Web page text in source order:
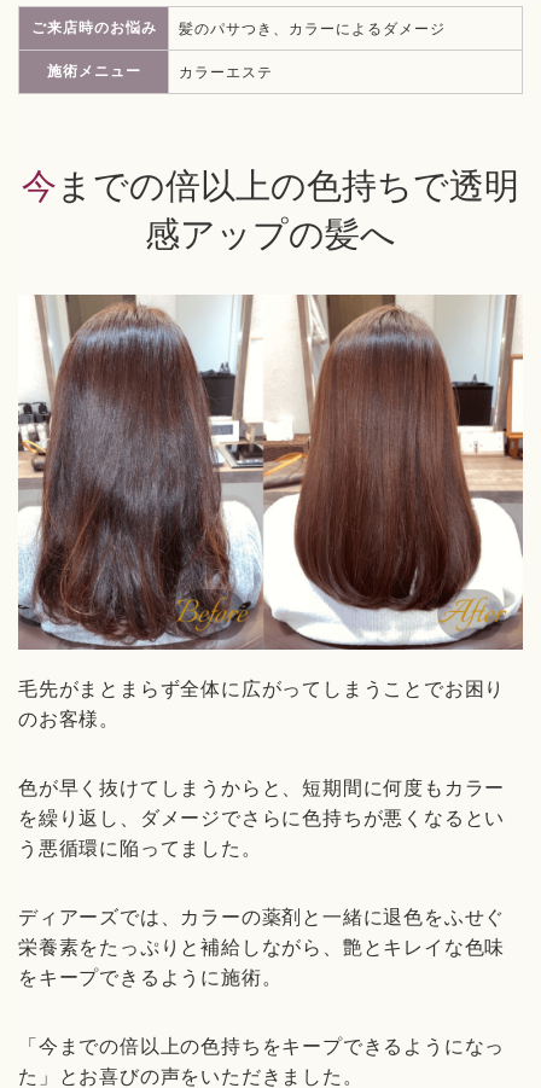
ご来店時のお悩み 髪のパサつき、カラーによるダメージ
施術メニュー カラーエステ
今までの倍以上の色持ちで透明
感アップの髪へ
毛先がまとまらず全体に広がってしまうことでお困り
のお客様。
色が早く抜けてしまうからと、短期間に何度もカラー
を繰り返し、ダメージでさらに色持ちが悪くなるとい
う悪循環に陥ってました。
ディアーズでは、カラーの薬剤と一緒に退色をふせぐ
栄養素をたっぷりと補給しながら、艶とキレイな色味
をキープできるように施術。
「今までの倍以上の色持ちをキープできるようになっ
た」とお喜びの声をいただきました。